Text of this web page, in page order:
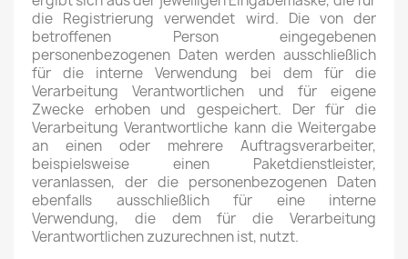
die Registrierung verwendet wird. Die von der
betroffenen Person eingegebenen
personenbezogenen Daten werden ausschließlich
für die interne Verwendung bei dem für die
Verarbeitung Verantwortlichen und für eigene
Zwecke erhoben und gespeichert. Der für die
Verarbeitung Verantwortliche kann die Weitergabe
an einen oder mehrere Auftragsverarbeiter,
beispielsweise einen Paketdienstleister,
veranlassen, der die personenbezogenen Daten
ebenfalls ausschließlich für eine interne
Verwendung, die dem für die Verarbeitung
Verantwortlichen zuzurechnen ist, nutzt.